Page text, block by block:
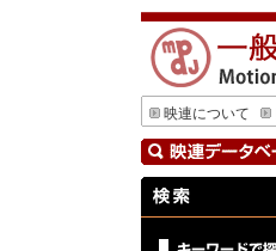
映連について